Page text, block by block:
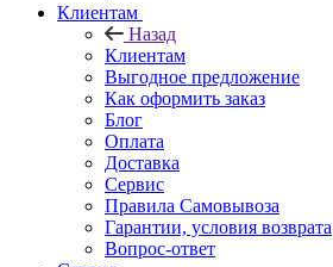
Клиентам
Назад
Клиентам
Выгодное предложение
Как оформить заказ
Блог
Оплата
Доставка
Сервис
Правила Самовывоза
Гарантии, условия возврата
Вопрос-ответ